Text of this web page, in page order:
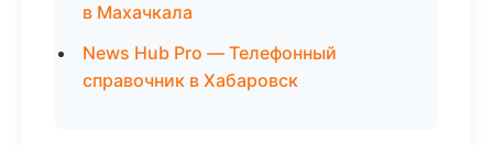
в Махачкала
News Hub Pro — Телефонный
справочник в Хабаровск